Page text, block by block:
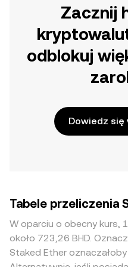
Zacznij
odblokuj
Dowiedz się
Tabele przeliczenia
W oparciu o obecny kurs,
około 723,26 BHD.
Staked Ether